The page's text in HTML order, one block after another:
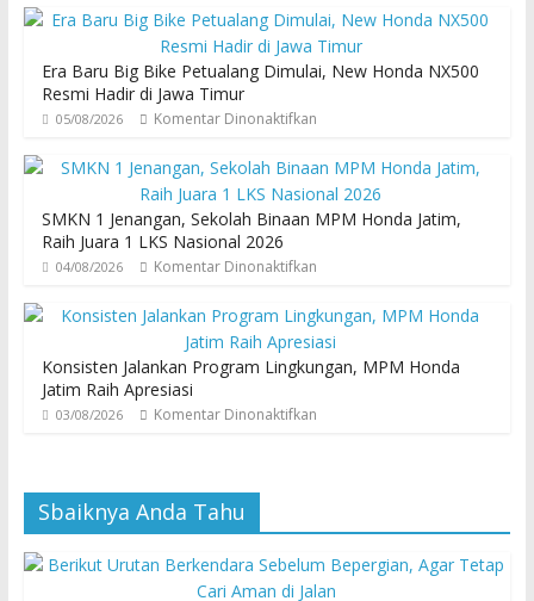
Era Baru Big Bike Petualang Dimulai, New Honda NX500
Resmi Hadir di Jawa Timur
05/08/2026 Komentar Dinonaktifkan
SMKN 1 Jenangan, Sekolah Binaan MPM Honda Jatim,
Raih Juara 1 LKS Nasional 2026
04/08/2026 Komentar Dinonaktifkan
Konsisten Jalankan Program Lingkungan, MPM Honda
Jatim Raih Apresiasi
03/08/2026 Komentar Dinonaktifkan
Sbaiknya Anda Tahu